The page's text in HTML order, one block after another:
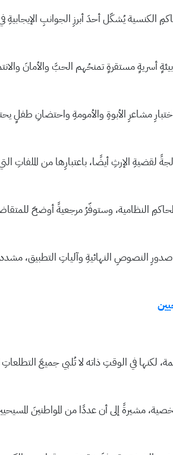
يُشكّل أحدَ أبرزِ الجوانبِ الإيجابيةِ في
بيئةٍ أسريةٍ مستقرةٍ تمنحُهم الحبَّ والأمانَ
الأبوةِ والأمومةِ واحتضانِ طفلٍ يحتاجُ
لقضيةِ الإرثِ أيضًا، باعتبارِها من الملفاتِ
النظامية، وستوفّرُ مرجعيةً أوضحَ
وصدورِ النصوصِ النهائيةِ وآلياتِ التطبيق،
في الوقتِ ذاته لا تُلبي جميعَ التطلعاتِ
مشيرةً إلى أن عددًا من المواطنينَ